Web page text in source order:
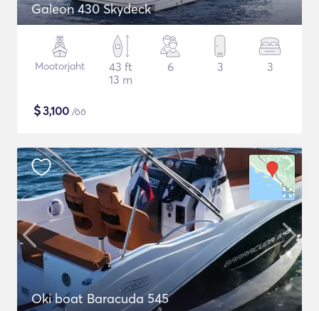
Galeon 430 Skydeck
Mootorjaht
43 ft
13 m
6 3 3
$3,100 /öö
Oki boat Baracuda 545